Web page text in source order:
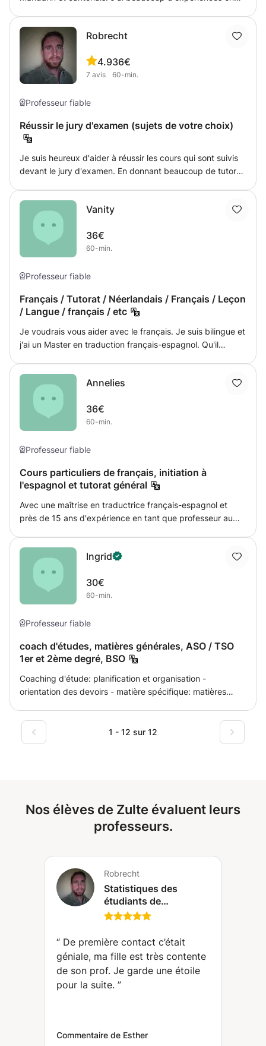
de Russie et de Norvège. J'ai aussi de l'expérience pour
enseigner aux enfants, mon cours sous forme de jeu. J'ai
aussi ma propre cuisine. J'enseigne comment cuisiner une
cuisine typique de Hong Kong et de style chinois.
Robrecht
4.9
7 avis
36€
60-min.
Professeur fiable
Réussir le jury d'examen (sujets de votre choix)
Je suis heureux d'aider à réussir les cours qui sont suivis
devant le jury d'examen. En donnant beaucoup de tutorat,
deux premiers degrés sont possibles. En troisième année,
je peux aider avec les mathématiques et toutes les
matières scientifiques. Si vous avez un examen avec le
jury d'examen et que vous souhaitez le réussir, veuillez
Vanity
36€
60-min.
Professeur fiable
Français / Tutorat / Néerlandais / Français / Leçon
/ Langue / français / etc
Je voudrais vous aider avec le français. Je suis bilingue et
j'ai un Master en traduction français-espagnol. Qu'il
est ma deuxième langue. Préparez-vous à obtenir
certaines tâches. Si vous êtes intéressé, faites-nous savoir
pour quel projet vous avez besoin d'aide et nous
chercherons ensemble la solution appropriée.
Annelies
36€
60-min.
Professeur fiable
Cours particuliers de français, initiation à
l'espagnol et tutorat général
Avec une maîtrise en traductrice français-espagnol et
près de 15 ans d'expérience en tant que professeur au
Vous pouvez également me contacter pour une initiation à
l'espagnol et un tutorat général.
Ingrid
30€
60-min.
Professeur fiable
coach d'études, matières générales, ASO / TSO
1er et 2ème degré, BSO
Coaching d'étude: planification et organisation -
orientation des devoirs - matière spécifique: matières
développement. J'encadre des élèves de l'enseignement
primaire et secondaire de 1ère et 2ème année. Avoir de
1 - 12 sur 12
Nos élèves de Zulte évaluent leurs
professeurs.
Robrecht
Statistiques des
étudiants de
l'enseignement
(Gand)
“ De première contact c’était
géniale, ma fille est très contente
de son prof. Je garde une étoile
pour la suite. ”
Commentaire de Esther